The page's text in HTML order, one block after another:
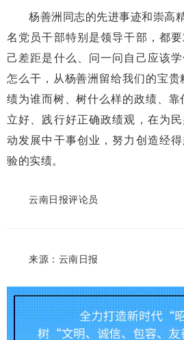
杨善洲同志的先进事迹和崇高
名党员干部特别是领导干部，都
己差距是什么、问一问自己应该
怎么干，从杨善洲留给我们的宝贵
绩为谁而树、树什么样的政绩、靠
立好、践行好正确政绩观，在为民
动发展中干事创业，努力创造经
验的实绩。
云南日报评论员
来源：云南日报